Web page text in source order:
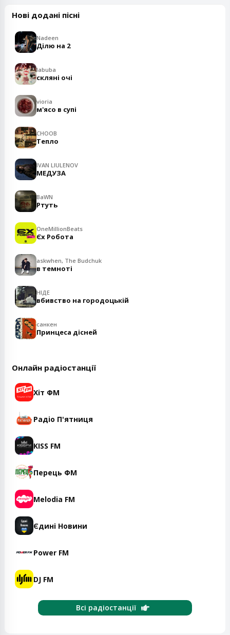
Нові додані пісні
Nadeen
Ділю на 2
labuba
скляні очі
vioria
м'ясо в супі
CHOOB
Тепло
IVAN LIULENOV
МЕДУЗА
BaWN
Ртуть
OneMillionBeats
Єх Робота
askwhen, The Budchuk
в темноті
НІДЕ
вбивство на городоцькій
санкен
Принцеса дісней
Онлайн радіостанції
Хіт ФМ
Радіо П'ятниця
KISS FM
Перець ФМ
Melodia FM
Єдині Новини
Power FM
DJ FM
Всі радіостанції